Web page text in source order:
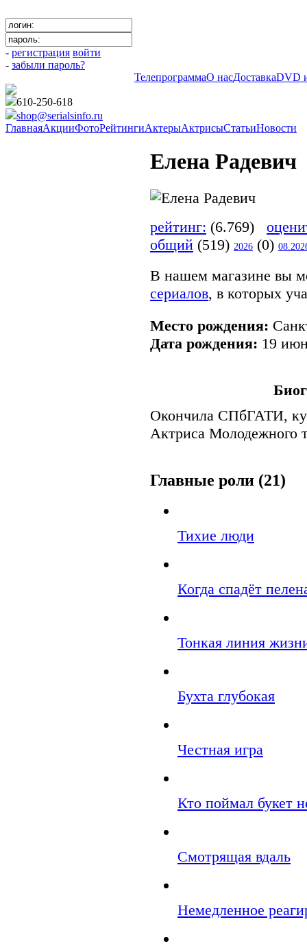
- регистрация войти
- забыли пароль?
ТелепрограммаО насДоставкаDVD
610-250-618
shop@serialsinfo.ru
ГлавнаяАкцииФотоРейтингиАктерыАктрисыСтатьиНовости
Елена Радевич
рейтинг: (6.769)
общий (519) 2026 (0)
В нашем магазине вы
сериалов, в которых
Место рождения:
Дата рождения: 19
Окончила СПбГАТИ,
Актриса Молодежного
Главные роли (21)
Тихие люди
Когда спадёт
Тонкая линия
Бухта глубокая
Честная игра
Кто поймал букет
Смотрящая вдаль
Немедленное